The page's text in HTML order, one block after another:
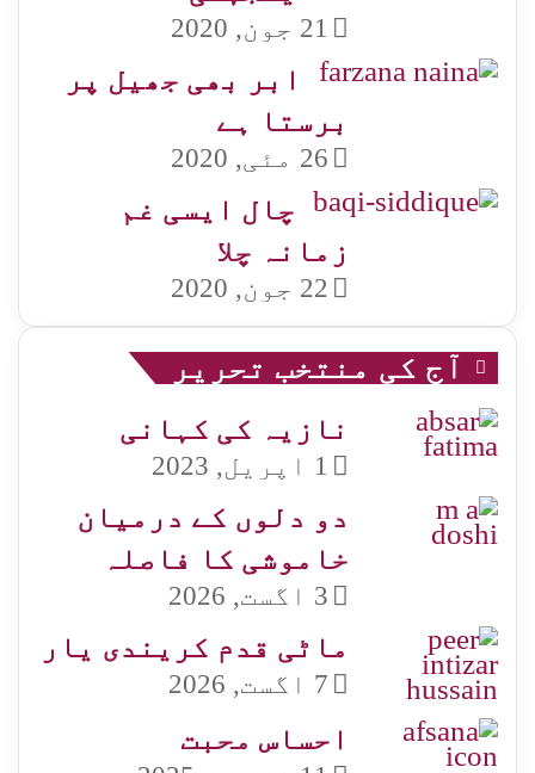
21 جون, 2020
ابر بھی جھیل پر
برستا ہے
26 مئی, 2020
چال ایسی غم
زمانہ چلا
22 جون, 2020
آج کی منتخب تحریر
نازیہ کی کہانی
1 اپریل, 2023
دو دلوں کے درمیان
خاموشی کا فاصلہ
3 اگست, 2026
ماٹی قدم کریندی یار
7 اگست, 2026
احساس محبت